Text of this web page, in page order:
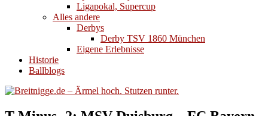
Ligapokal, Supercup
Alles andere
Derbys
Derby TSV 1860 München
Eigene Erlebnisse
Historie
Ballblogs